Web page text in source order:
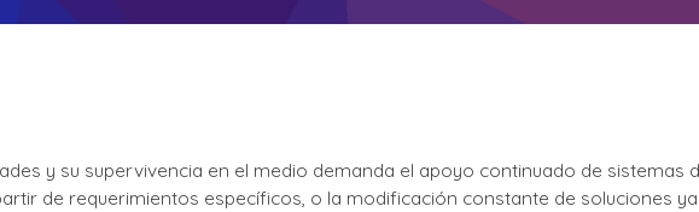
y su supervivencia en el medio demanda el apoyo continuado de sistemas
de requerimientos específicos, o la modificación constante de soluciones ya